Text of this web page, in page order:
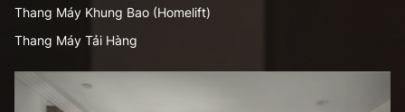
Thang Máy Khung Bao (Homelift)
Thang Máy Tải Hàng